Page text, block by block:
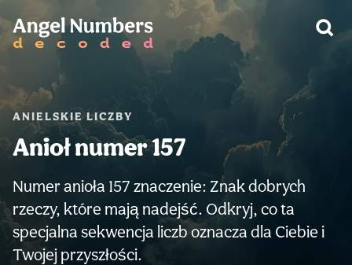
ANIELSKIE LICZBY
Anioł numer 157
Numer anioła 157 znaczenie: Znak dobrych
rzeczy, które mają nadejść. Odkryj, co ta
specjalna sekwencja liczb oznacza dla Ciebie i
Twojej przyszłości.
OSTRZEŻENIE: